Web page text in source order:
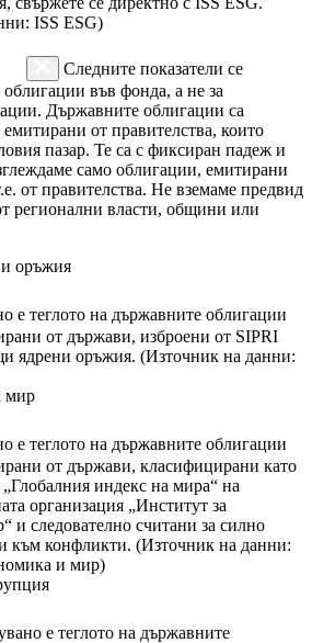
ISS ESG)
Следните показатели се
във фонда, а не за
Държавните облигации са
от правителства, които
пазар. Те са с фиксиран падеж и
само облигации, емитирани
от правителства. Не вземаме предвид
регионални власти, общини или
оръжия
е теглото на държавните облигации
от държави, изброени от SIPRI
ядрени оръжия. (Източник на данни:
мир
е теглото на държавните облигации
от държави, класифицирани като
индекс на мира“ на
организация „Институт за
и следователно считани за силно
към конфликти. (Източник на данни:
и мир)
е теглото на държавните